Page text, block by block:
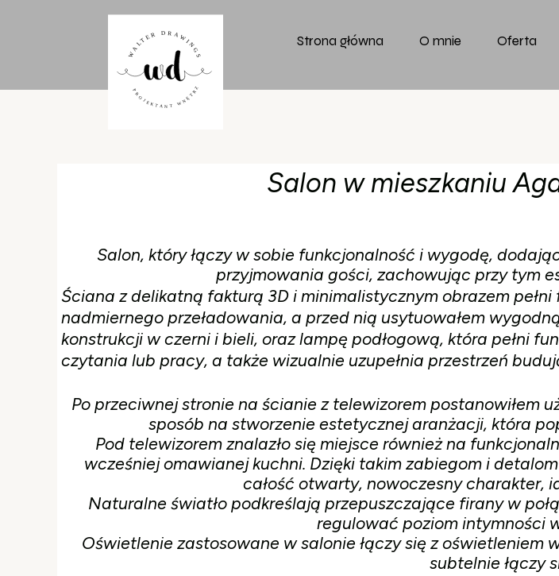
Strona główna O mnie Oferta
Salon w mieszkaniu
Salon, który łączy w sobie funkcjonalność i wygodę,
przyjmowania gości, zachowując przy tym
Ściana z delikatną fakturą 3D i minimalistycznym obrazem
nadmiernego przeładowania, a przed nią usytuowałem
konstrukcji w czerni i bieli, oraz lampę podłogową, która pełni
czytania lub pracy, a także wizualnie uzupełnia przestrzeń
Po przeciwnej stronie na ścianie z telewizorem postanowiłem
sposób na stworzenie estetycznej aranżacji, która
Pod telewizorem znalazło się miejsce również na
wcześniej omawianej kuchni. Dzięki takim zabiegom i
całość otwarty, nowoczesny charakter,
Naturalne światło podkreślają przepuszczające firany w
regulować poziom intymności
Oświetlenie zastosowane w salonie łączy się z oświetleniem
subtelnie łączy